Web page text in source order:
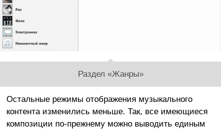
Раздел «Жанры»
Остальные режимы отображения музыкального
контента изменились меньше. Так, все имеющиеся
композиции по-прежнему можно выводить единым